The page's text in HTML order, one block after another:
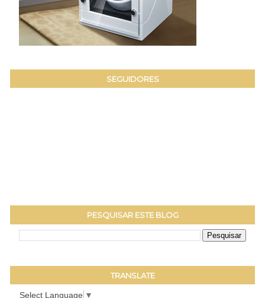
SEGUIDORES
PESQUISAR ESTE BLOG
TRANSLATE
Select Language ▼